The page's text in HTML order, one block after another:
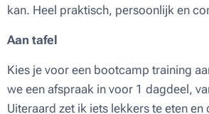
kan. Heel praktisch, persoonlijk en
Aan tafel
Kies je voor een bootcamp training
we een afspraak in voor 1 dagdeel,
Uiteraard zet ik iets lekkers te eten en